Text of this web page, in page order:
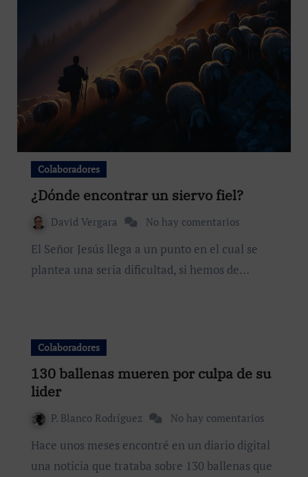
Colaboradores
¿Dónde encontrar un siervo fiel?
David Vergara No hay comentarios
El Señor Jesús llega a un punto en el cual se
plantea una seria dificultad, si hemos de…
Colaboradores
130 ballenas mueren por culpa de su
lider
P. Blanco Rodríguez No hay comentarios
Hace unos meses encontré en un diario digital
una noticia que trataba sobre 130 ballenas que